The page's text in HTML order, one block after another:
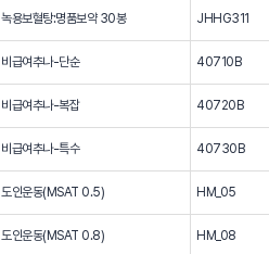
녹용보혈탕:명품보약 30봉 JHHG311
비급여추나-단순 40710B
비급여추나-복잡 40720B
비급여추나-특수 40730B
도인운동(MSAT 0.5) HM_05
도인운동(MSAT 0.8) HM_08